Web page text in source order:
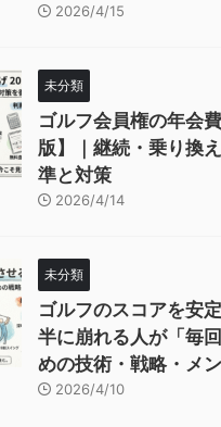
2026/4/15
未分類
ゴルフ会員権の年会
版】｜継続・乗り換
準と対策
2026/4/14
未分類
ゴルフのスコアを安
半に崩れる人が「毎
めの技術・戦略・メ
2026/4/10